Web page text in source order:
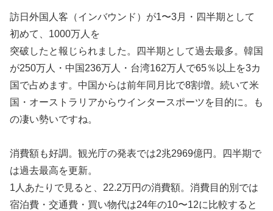
訪日外国人客（インバウンド）が1〜3月・四半期として
初めて、1000万人を
突破したと報じられました。四半期として過去最多。韓国
が250万人・中国236万人・台湾162万人で65％以上を3カ
国で占めます。中国からは前年同月比で8割増。続いて米
国・オーストラリアからウインタースポーツを目的に。も
の凄い勢いですね。
消費額も好調。観光庁の発表では2兆2969億円。四半期で
は過去最高を更新。
1人あたりで見ると、22.2万円の消費額。消費目的別では
宿泊費・交通費・買い物代は24年の10〜12に比較すると